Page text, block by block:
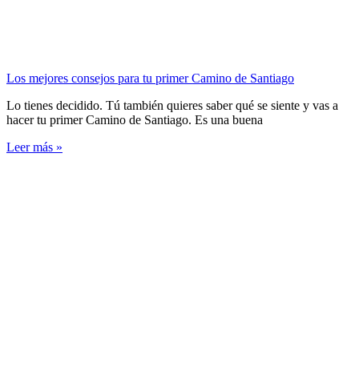
Los mejores consejos para tu primer Camino de Santiago
Lo tienes decidido. Tú también quieres saber qué se siente y vas a
hacer tu primer Camino de Santiago. Es una buena
Leer más »